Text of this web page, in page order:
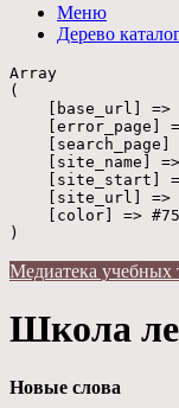
Меню
Дерево
Array
(
[base_url] =>
[error_page]
[search_page]
[site_name]
[site_start]
[site_url] =>
[color] =>
Медиатека
Школа
Новые слова